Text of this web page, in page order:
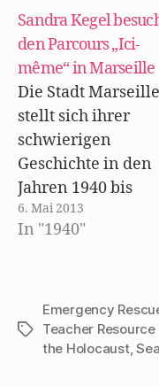
in Paris. SIe floh
viele andere
Künstler in den
Süden. In Toulouse
wurde ihr Walter
Mehring
den sie schon
mehrfach in ihrem
Pariser Hotel
gesehen hatte: "One
Sandra Kegel
den Parcours „Ici-
même“ in Marseille
Die Stadt Marseille
stellt sich ihrer
schwierigen
Geschichte in den
Jahren 1940 bis
1944. Von hier
gelang es vielen
zu fliehen. Unter
anderen Walter
6. Mai 2013
In "1940"
Schlagwörter
Emergency
Teacher
the Holocaust,